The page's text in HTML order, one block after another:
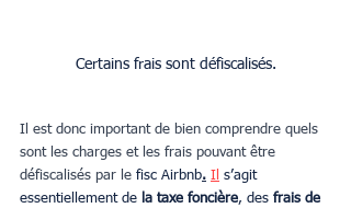
Certains frais sont défiscalisés.
Il est donc important de bien comprendre quels
sont les charges et les frais pouvant être
défiscalisés par le fisc Airbnb. Il s’agit
essentiellement de la taxe foncière, des frais de